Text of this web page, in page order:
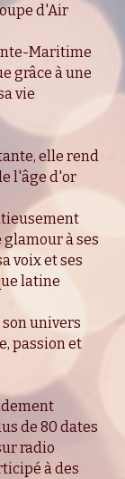
d'Air
Maritime
grâce à une
vie
elle rend
l'âge d'or
à ses
voix et ses
latine
univers
passion et
de 80 dates
radio
à des